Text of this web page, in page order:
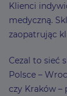
Klienci
medyczną.
zaopatrując
Cezal to sieć
Polsce –
czy Kraków –